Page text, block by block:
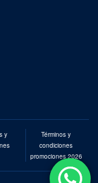
y
Términos y
condiciones
promociones 2026